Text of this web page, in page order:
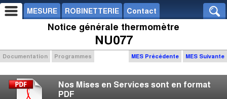
MESURE ROBINETTERIE Contact
Notice générale thermomètre
NU077
MES Précédente MES Suivante
Documentation Programmes
Nos Mises en Services sont en format
PDF